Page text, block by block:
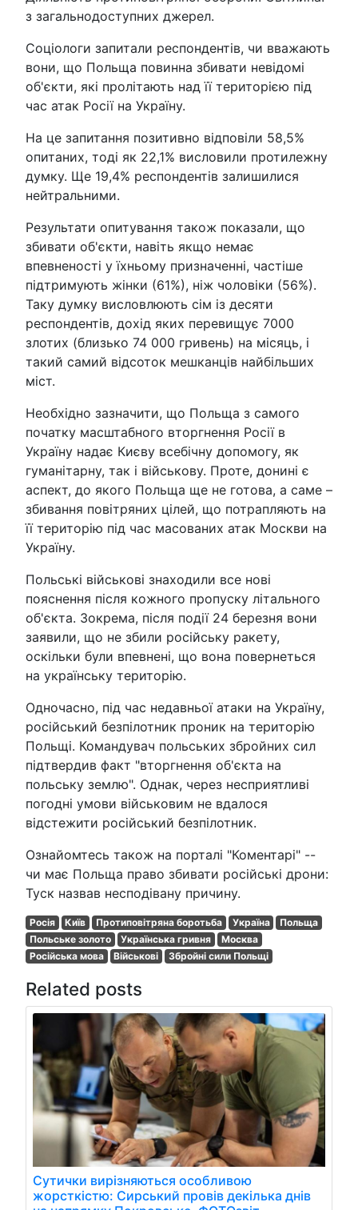
з загальнодоступних джерел.
Соціологи запитали респондентів, чи вважають
вони, що Польща повинна збивати невідомі
об'єкти, які пролітають над її територією під
час атак Росії на Україну.
На це запитання позитивно відповіли 58,5%
опитаних, тоді як 22,1% висловили протилежну
думку. Ще 19,4% респондентів залишилися
нейтральними.
Результати опитування також показали, що
збивати об'єкти, навіть якщо немає
впевненості у їхньому призначенні, частіше
підтримують жінки (61%), ніж чоловіки (56%).
Таку думку висловлюють сім із десяти
респондентів, дохід яких перевищує 7000
злотих (близько 74 000 гривень) на місяць, і
такий самий відсоток мешканців найбільших
міст.
Необхідно зазначити, що Польща з самого
початку масштабного вторгнення Росії в
Україну надає Києву всебічну допомогу, як
гуманітарну, так і військову. Проте, донині є
аспект, до якого Польща ще не готова, а саме –
збивання повітряних цілей, що потрапляють на
її територію під час масованих атак Москви на
Україну.
Польські військові знаходили все нові
пояснення після кожного пропуску літального
об'єкта. Зокрема, після події 24 березня вони
заявили, що не збили російську ракету,
оскільки були впевнені, що вона повернеться
на українську територію.
Одночасно, під час недавньої атаки на Україну,
російський безпілотник проник на територію
Польщі. Командувач польських збройних сил
підтвердив факт "вторгнення об'єкта на
польську землю". Однак, через несприятливі
погодні умови військовим не вдалося
відстежити російський безпілотник.
Ознайомтесь також на порталі "Коментарі" --
чи має Польща право збивати російські дрони:
Туск назвав несподівану причину.
Росія Київ Протиповітряна боротьба Україна
Польща
Польське золото
Українська гривня
Москва
Російська мова
Військові Збройні сили Польщі
Related posts
Сутички вирізняються особливою
жорсткістю: Сирський провів декілька днів